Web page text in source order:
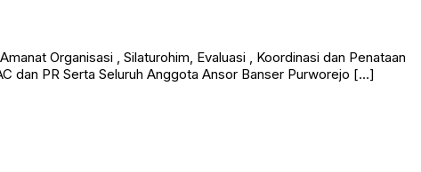
Organisasi , Silaturohim, Evaluasi , Koordinasi dan Penataan
dan PR Serta Seluruh Anggota Ansor Banser Purworejo […]